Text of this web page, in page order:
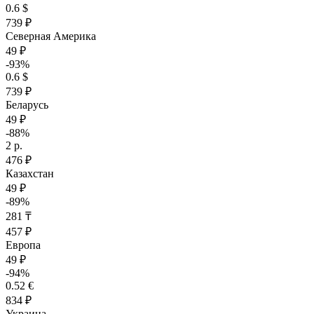
0.6 $
739 ₽
Северная Америка
49 ₽
-93%
0.6 $
739 ₽
Беларусь
49 ₽
-88%
2 р.
476 ₽
Казахстан
49 ₽
-89%
281 ₸
457 ₽
Европа
49 ₽
-94%
0.52 €
834 ₽